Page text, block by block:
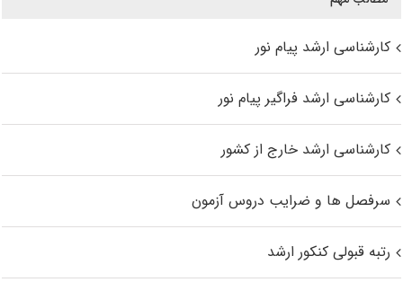
کارشناسی ارشد پیام نور
کارشناسی ارشد فراگیر پیام نور
کارشناسی ارشد خارج از کشور
سرفصل ها و ضرایب دروس آزمون
رتبه قبولی کنکور ارشد